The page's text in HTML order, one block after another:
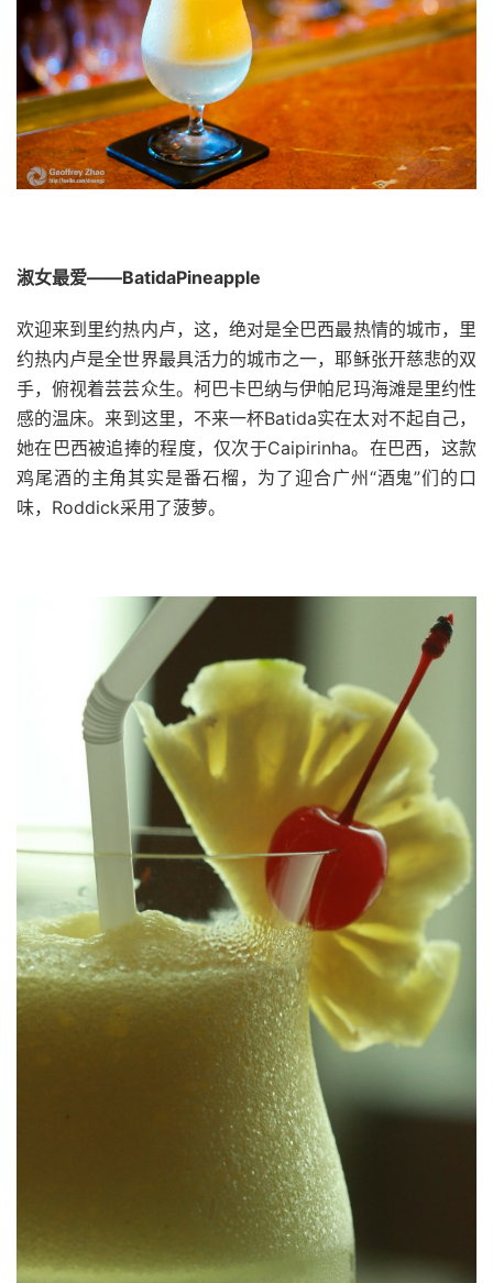
淑女最爱——BatidaPineapple
欢迎来到里约热内卢，这，绝对是全巴西最热情的城市，里
约热内卢是全世界最具活力的城市之一，耶稣张开慈悲的双
手，俯视着芸芸众生。柯巴卡巴纳与伊帕尼玛海滩是里约性
感的温床。来到这里，不来一杯Batida实在太对不起自己，
她在巴西被追捧的程度，仅次于Caipirinha。在巴西，这款
鸡尾酒的主角其实是番石榴，为了迎合广州“酒鬼”们的口
味，Roddick采用了菠萝。